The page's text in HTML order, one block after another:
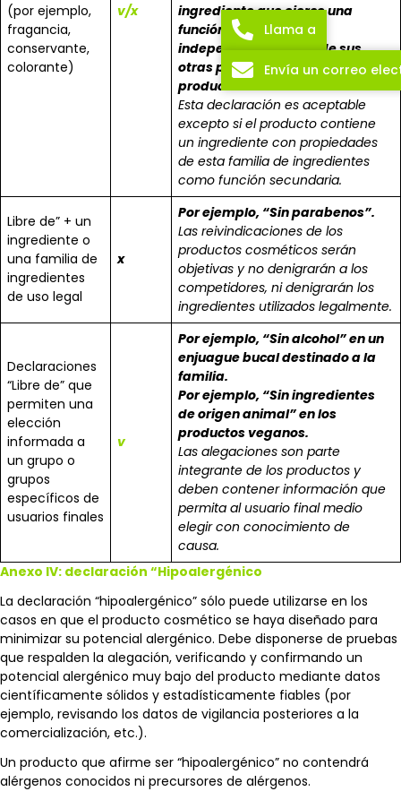
(por ejemplo,
fragancia,
conservante,
colorante)
v/x
ingrediente que ejerce una
función perfumante,
independientemente de sus
otras posibles funciones en el
producto.
Esta declaración es aceptable
excepto si el producto contiene
un ingrediente con propiedades
de esta familia de ingredientes
como función secundaria.
Libre de” + un
ingrediente o
una familia de
ingredientes
de uso legal
x
Por ejemplo, “Sin parabenos”.
Las reivindicaciones de los
productos cosméticos serán
objetivas y no denigrarán a los
competidores, ni denigrarán los
ingredientes utilizados legalmente.
Declaraciones
“Libre de” que
permiten una
elección
informada a
un grupo o
grupos
específicos de
usuarios finales
v
Por ejemplo, “Sin alcohol” en un
enjuague bucal destinado a la
familia.
Por ejemplo, “Sin ingredientes
de origen animal” en los
productos veganos.
Las alegaciones son parte
integrante de los productos y
deben contener información que
permita al usuario final medio
elegir con conocimiento de
causa.
Anexo IV: declaración “Hipoalergénico
La declaración “hipoalergénico” sólo puede utilizarse en los
casos en que el producto cosmético se haya diseñado para
minimizar su potencial alergénico. Debe disponerse de pruebas
que respalden la alegación, verificando y confirmando un
potencial alergénico muy bajo del producto mediante datos
científicamente sólidos y estadísticamente fiables (por
ejemplo, revisando los datos de vigilancia posteriores a la
comercialización, etc.).
Un producto que afirme ser “hipoalergénico” no contendrá
alérgenos conocidos ni precursores de alérgenos.
Llama a
Envía un correo